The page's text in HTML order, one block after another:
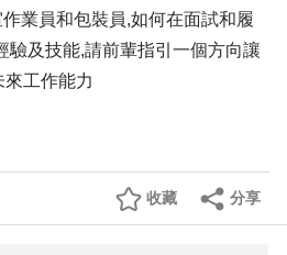
業員和包裝員,如何在面試和履
驗及技能,請前輩指引一個方向讓
工作能力
分享
收藏